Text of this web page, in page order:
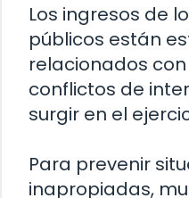
Los ingresos de
públicos están
relacionados
conflictos de
surgir en el
Para prevenir
inapropiadas,